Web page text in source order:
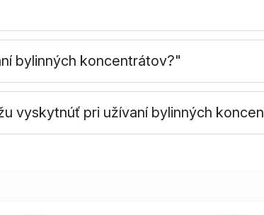
bylinných koncentrátov?"
vyskytnúť pri užívaní bylinných